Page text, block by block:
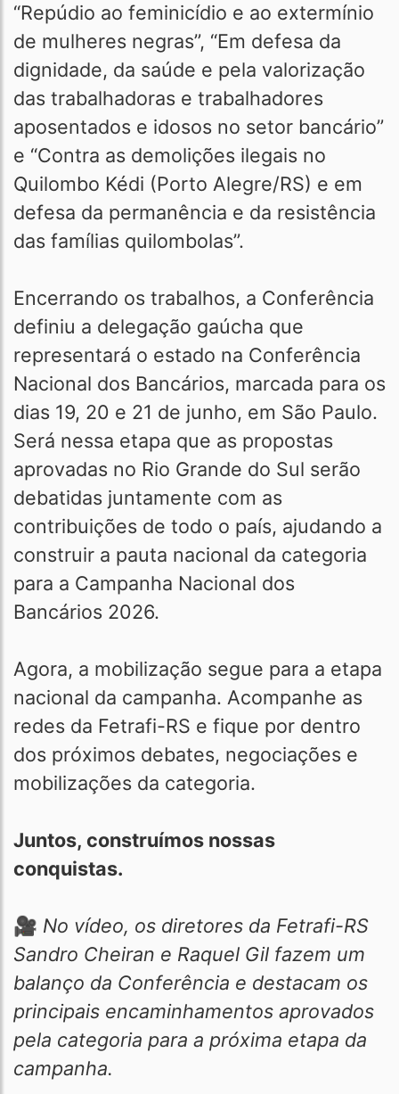
“Repúdio ao feminicídio e ao extermínio
de mulheres negras”, “Em defesa da
dignidade, da saúde e pela valorização
das trabalhadoras e trabalhadores
aposentados e idosos no setor bancário”
e “Contra as demolições ilegais no
Quilombo Kédi (Porto Alegre/RS) e em
defesa da permanência e da resistência
das famílias quilombolas”.
Encerrando os trabalhos, a Conferência
definiu a delegação gaúcha que
representará o estado na Conferência
Nacional dos Bancários, marcada para os
dias 19, 20 e 21 de junho, em São Paulo.
Será nessa etapa que as propostas
aprovadas no Rio Grande do Sul serão
debatidas juntamente com as
contribuições de todo o país, ajudando a
construir a pauta nacional da categoria
para a Campanha Nacional dos
Bancários 2026.
Agora, a mobilização segue para a etapa
nacional da campanha. Acompanhe as
redes da Fetrafi-RS e fique por dentro
dos próximos debates, negociações e
mobilizações da categoria.
Juntos, construímos nossas
conquistas.
🎥 No vídeo, os diretores da Fetrafi-RS
Sandro Cheiran e Raquel Gil fazem um
balanço da Conferência e destacam os
principais encaminhamentos aprovados
pela categoria para a próxima etapa da
campanha.